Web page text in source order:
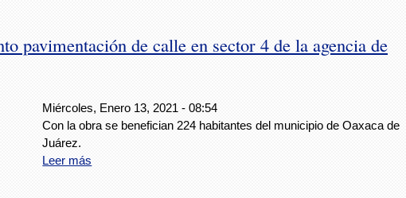
pavimentación de calle en sector 4 de la agencia de
Miércoles, Enero 13, 2021 - 08:54
Con la obra se benefician 224 habitantes del municipio de Oaxaca de
Juárez.
Leer más